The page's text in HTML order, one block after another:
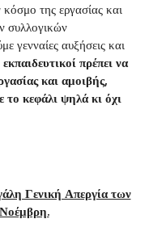
της εργασίας και
συλλογικών
γενναίες αυξήσεις και
πρέπει να
και αμοιβής,
το κεφάλι ψηλά κι όχι
Γενική Απεργία των